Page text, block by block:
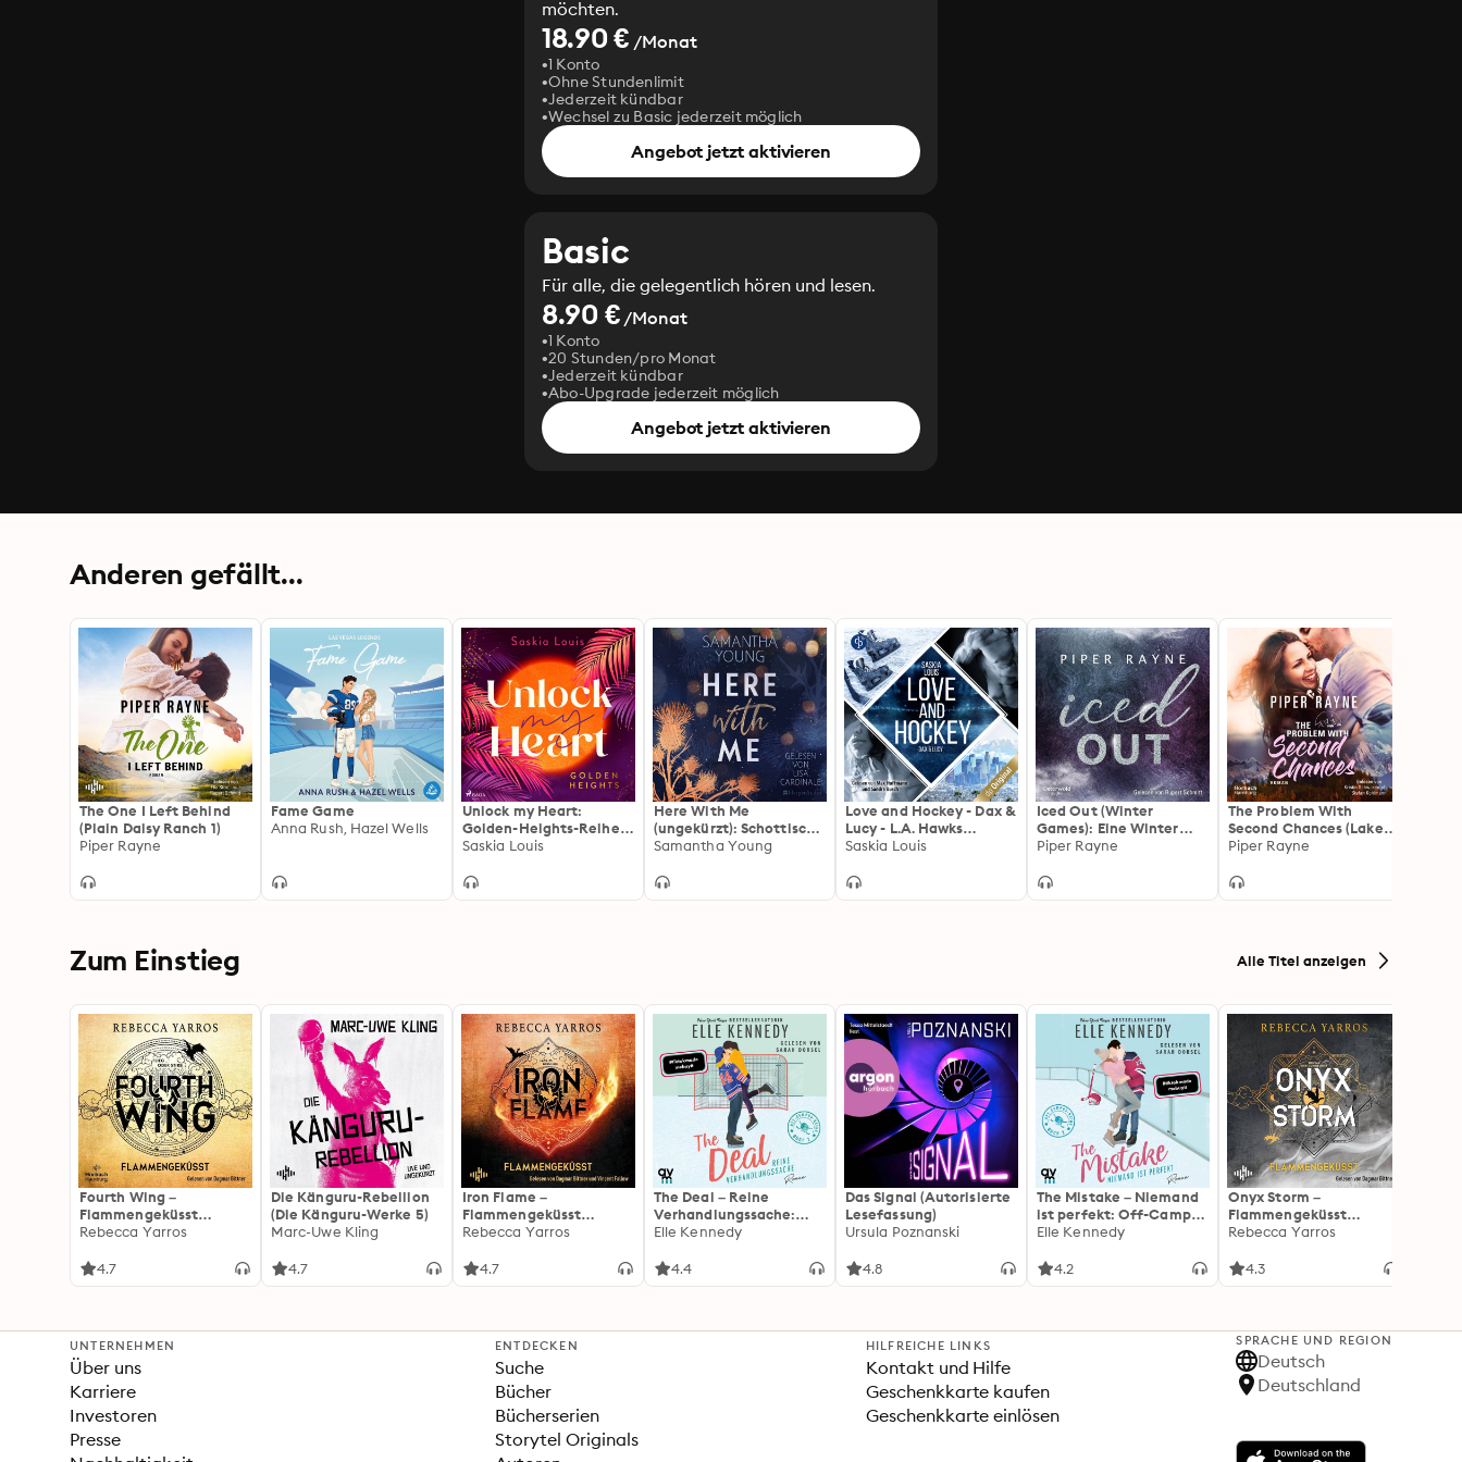
möchten.
18.90 € /Monat
1 Konto
Ohne Stundenlimit
Jederzeit kündbar
Wechsel zu Basic jederzeit möglich
Angebot jetzt aktivieren
Basic
Für alle, die gelegentlich hören und lesen.
8.90 €/Monat
1 Konto
20 Stunden/pro Monat
Jederzeit kündbar
Abo-Upgrade jederzeit möglich
Angebot jetzt aktivieren
Anderen gefällt...
The One I Left Behind
(Plain Daisy Ranch 1)
Piper Rayne
Fame Game
Anna Rush, Hazel Wells
Unlock my Heart:
Golden-Heights-Reihe,
Band 1 (humorvolle New-
Fans von Stella Tack)
Saskia Louis
Here With Me
(ungekürzt): Schottische
Highlands und große
Reihe der SPIEGEL-
Samantha Young
Love and Hockey - Dax &
Lucy - L.A. Hawks
Eishockey, Band 1
Saskia Louis
Iced Out (Winter
Games): Eine Winter
Games Novella | Sneak
Winter Romance Serie
Piper Rayne
The Problem With
Second Chances (Lake
Starlight 1): Der Auftakt
Romance-Serie
Piper Rayne
Zum Einstieg Alle Titel anzeigen
Fourth Wing –
Flammengeküsst
(Flammengeküsst-Reihe
Rebecca Yarros
4.7
Die Känguru-Rebellion
(Die Känguru-Werke 5)
Marc-Uwe Kling
4.7
Iron Flame –
Flammengeküsst
(Flammengeküsst-Reihe
Fortsetzung des
Rebecca Yarros
4.7
The Deal – Reine
Verhandlungssache:
Off-Campus 1 | Roman |
Prickelnde College-
Elle Kennedy
4.4
Das Signal (Autorisierte
Lesefassung)
Ursula Poznanski
4.8
The Mistake – Niemand
ist perfekt: Off-Campus
2 | Roman
Elle Kennedy
4.2
Onyx Storm –
Flammengeküsst
(Flammengeküsst-Reihe
Fortsetzung von »Fourth
Rebecca Yarros
4.3
UNTERNEHMEN
Über uns
Karriere
Investoren
Presse
ENTDECKEN
Suche
Bücher
Bücherserien
Storytel Originals
HILFREICHE LINKS
Kontakt und Hilfe
Geschenkkarte kaufen
Geschenkkarte einlösen
SPRACHE UND REGION
Deutsch
Deutschland